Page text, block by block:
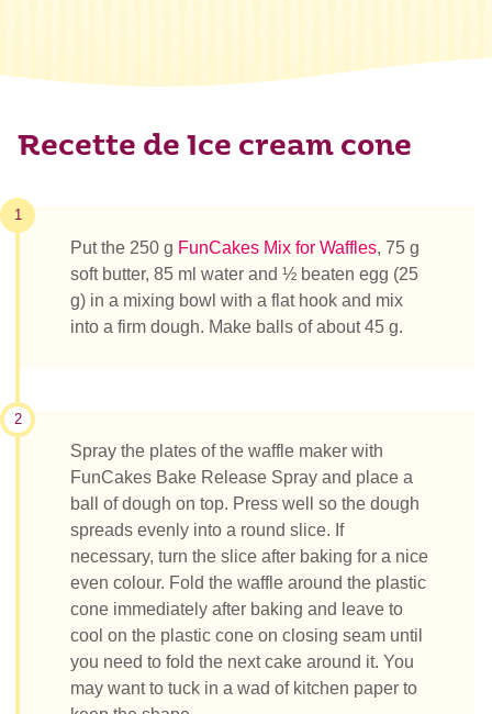
Recette de Ice cream cone
1
Put the 250 g FunCakes Mix for Waffles, 75 g
soft butter, 85 ml water and ½ beaten egg (25
g) in a mixing bowl with a flat hook and mix
into a firm dough. Make balls of about 45 g.
2
Spray the plates of the waffle maker with
FunCakes Bake Release Spray and place a
ball of dough on top. Press well so the dough
spreads evenly into a round slice. If
necessary, turn the slice after baking for a nice
even colour. Fold the waffle around the plastic
cone immediately after baking and leave to
cool on the plastic cone on closing seam until
you need to fold the next cake around it. You
may want to tuck in a wad of kitchen paper to